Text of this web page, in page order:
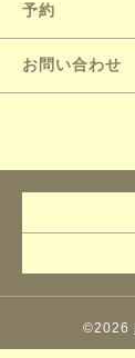
予約
お問い合わせ
©2026